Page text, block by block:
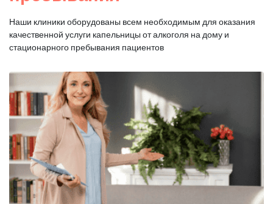
Наши клиники оборудованы всем необходимым для оказания
качественной услуги капельницы от алкоголя на дому и
стационарного пребывания пациентов